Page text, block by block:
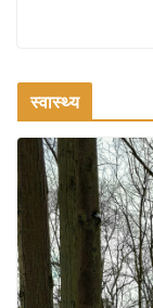
वजन घटाने के लिए
किलो कम वजन
July 31, 2026
स्वास्थ्य